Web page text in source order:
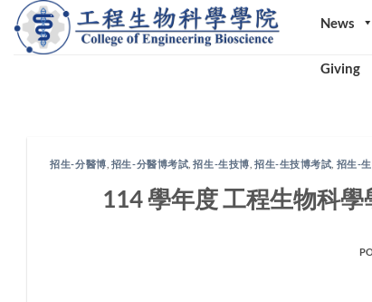
Skip
content
News
Giving
招生-分醫博 招生-分醫博考試 ,招生-生技博 招生-生技博考試 招生-
114 學年度 工程生物科